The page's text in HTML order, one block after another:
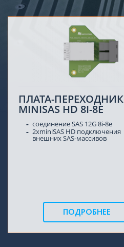
ПЛАТА-ПЕРЕХОДНИК
MINISAS HD 8I-8E
соединение SAS 12G 8i-8e
2xminiSAS HD подключения
внешних SAS-массивов
ПОДРОБНЕЕ